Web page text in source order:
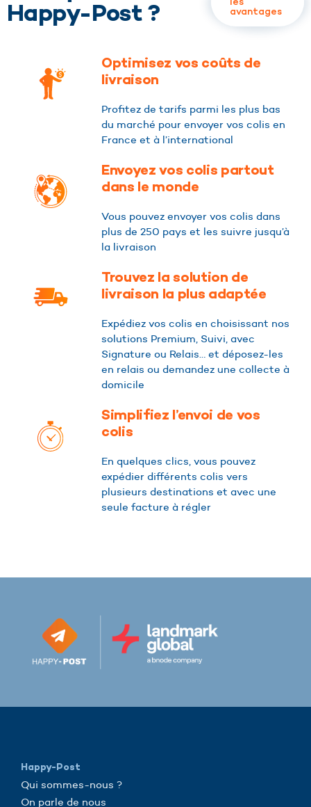
Happy-Post ?
avantages
Optimisez vos coûts de
livraison
Profitez de tarifs parmi les plus bas
du marché pour envoyer vos colis en
France et à l’international
Envoyez vos colis partout
dans le monde
Vous pouvez envoyer vos colis dans
plus de 250 pays et les suivre jusqu’à
la livraison
Trouvez la solution de
livraison la plus adaptée
Expédiez vos colis en choisissant nos
solutions Premium, Suivi, avec
Signature ou Relais… et déposez-les
en relais ou demandez une collecte à
domicile
Simplifiez l’envoi de vos
colis
En quelques clics, vous pouvez
expédier différents colis vers
plusieurs destinations et avec une
seule facture à régler
Happy-Post
Qui sommes-nous ?
On parle de nous